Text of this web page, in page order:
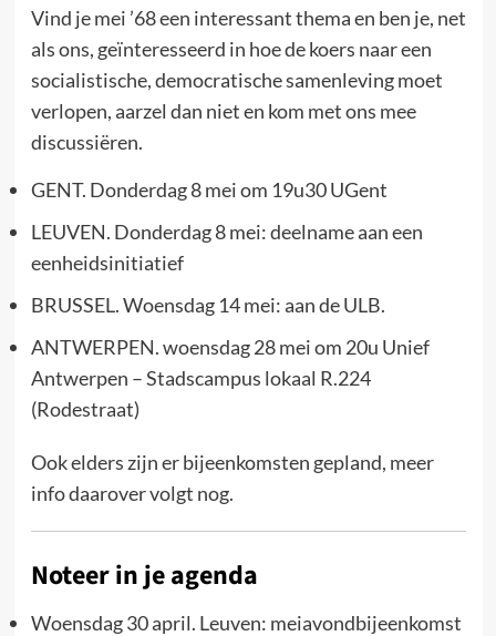
Vind je mei ’68 een interessant thema en ben je, net
als ons, geïnteresseerd in hoe de koers naar een
socialistische, democratische samenleving moet
verlopen, aarzel dan niet en kom met ons mee
discussiëren.
GENT. Donderdag 8 mei om 19u30 UGent
LEUVEN. Donderdag 8 mei: deelname aan een
eenheidsinitiatief
BRUSSEL. Woensdag 14 mei: aan de ULB.
ANTWERPEN. woensdag 28 mei om 20u Unief
Antwerpen – Stadscampus lokaal R.224
(Rodestraat)
Ook elders zijn er bijeenkomsten gepland, meer
info daarover volgt nog.
Noteer in je agenda
Woensdag 30 april. Leuven: meiavondbijeenkomst